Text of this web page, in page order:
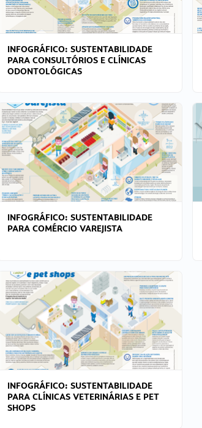
INFOGRÁFICO: SUSTENTABILIDADE
PARA CONSULTÓRIOS E CLÍNICAS
ODONTOLÓGICAS
INFOGRÁFICO: SUSTENTABILIDADE
PARA COMÉRCIO VAREJISTA
INFOGRÁFICO: SUSTENTABILIDADE
PARA CLÍNICAS VETERINÁRIAS E PET
SHOPS